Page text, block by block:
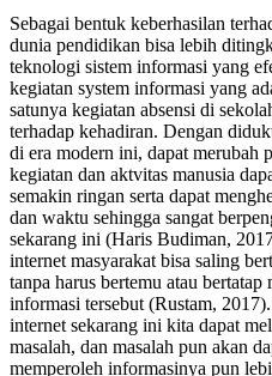
Sebagai bentuk keberhasilan
dunia pendidikan bisa lebih
teknologi sistem informasi yang
kegiatan system informasi yang
satunya kegiatan absensi di
terhadap kehadiran. Dengan
di era modern ini, dapat merubah
kegiatan dan aktvitas manusia
semakin ringan serta dapat
dan waktu sehingga sangat
sekarang ini (Haris Budiman,
internet masyarakat bisa saling
tanpa harus bertemu atau
informasi tersebut (Rustam,
internet sekarang ini kita dapat
masalah, dan masalah pun akan
memperoleh informasinya pun